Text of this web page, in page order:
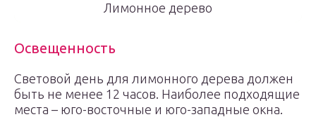
Лимонное дерево
Освещенность
Световой день для лимонного дерева должен
быть не менее 12 часов. Наиболее подходящие
места – юго-восточные и юго-западные окна.